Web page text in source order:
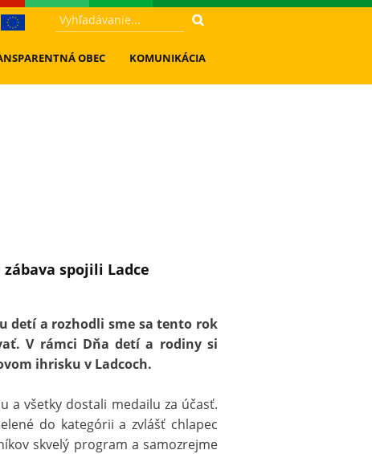
OBEC KOMUNIKÁCIA
spojili Ladce
detí a rozhodli sme sa tento rok
V rámci Dňa detí a rodiny si
ihrisku v Ladcoch.
a všetky dostali medailu za účasť.
do kategórii a zvlášť chlapec
skvelý program a samozrejme